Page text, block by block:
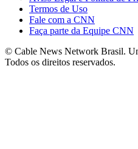
Termos de Uso
Fale com a CNN
Faça parte da Equipe CNN
© Cable News Network Brasil.
Todos os direitos reservados.